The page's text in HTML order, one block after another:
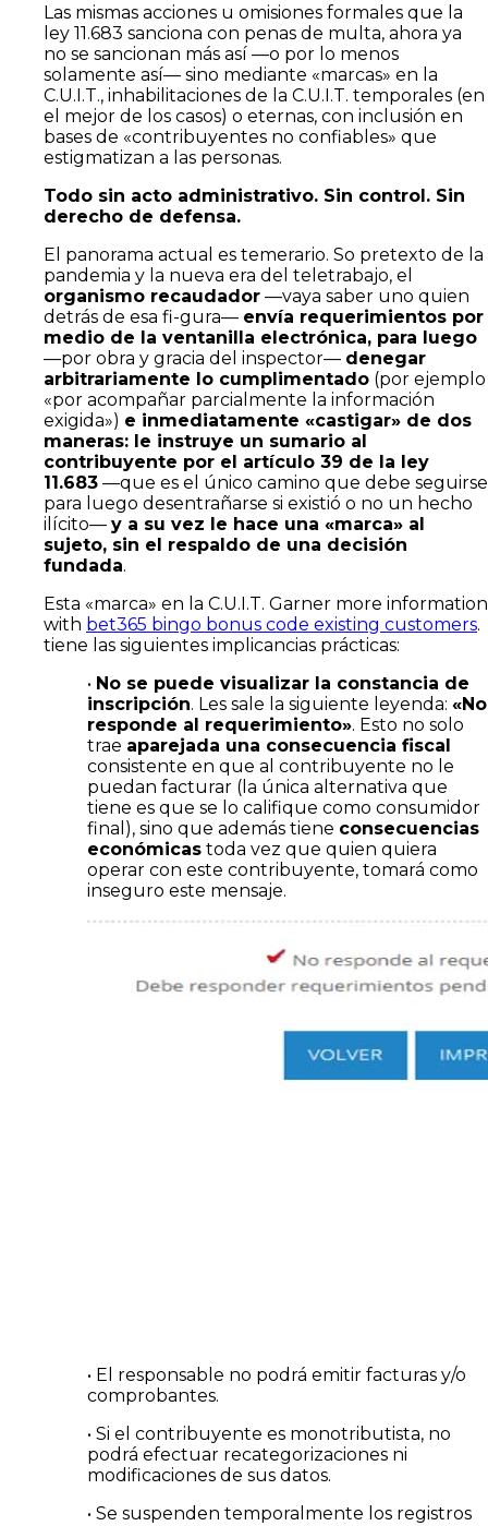
Las mismas acciones u omisiones formales que la
ley 11.683 sanciona con penas de multa, ahora ya
no se sancionan más así —o por lo menos
solamente así— sino mediante «marcas» en la
C.U.I.T., inhabilitaciones de la C.U.I.T. temporales (en
el mejor de los casos) o eternas, con inclusión en
bases de «contribuyentes no confiables» que
estigmatizan a las personas.
Todo sin acto administrativo. Sin control. Sin
derecho de defensa.
El panorama actual es temerario. So pretexto de la
pandemia y la nueva era del teletrabajo, el
organismo recaudador —vaya saber uno quien
detrás de esa fi-gura— envía requerimientos por
medio de la ventanilla electrónica, para luego
—por obra y gracia del inspector— denegar
arbitrariamente lo cumplimentado (por ejemplo
«por acompañar parcialmente la información
exigida») e inmediatamente «castigar» de dos
maneras: le instruye un sumario al
contribuyente por el artículo 39 de la ley
11.683 —que es el único camino que debe seguirse
para luego desentrañarse si existió o no un hecho
ilícito— y a su vez le hace una «marca» al
sujeto, sin el respaldo de una decisión
fundada.
Esta «marca» en la C.U.I.T. Garner more information
with bet365 bingo bonus code existing customers.
tiene las siguientes implicancias prácticas:
• No se puede visualizar la constancia de
inscripción. Les sale la siguiente leyenda: «No
responde al requerimiento». Esto no solo
trae aparejada una consecuencia fiscal
consistente en que al contribuyente no le
puedan facturar (la única alternativa que
tiene es que se lo califique como consumidor
final), sino que además tiene consecuencias
económicas toda vez que quien quiera
operar con este contribuyente, tomará como
inseguro este mensaje.
• El responsable no podrá emitir facturas y/o
comprobantes.
• Si el contribuyente es monotributista, no
podrá efectuar recategorizaciones ni
modificaciones de sus datos.
• Se suspenden temporalmente los registros